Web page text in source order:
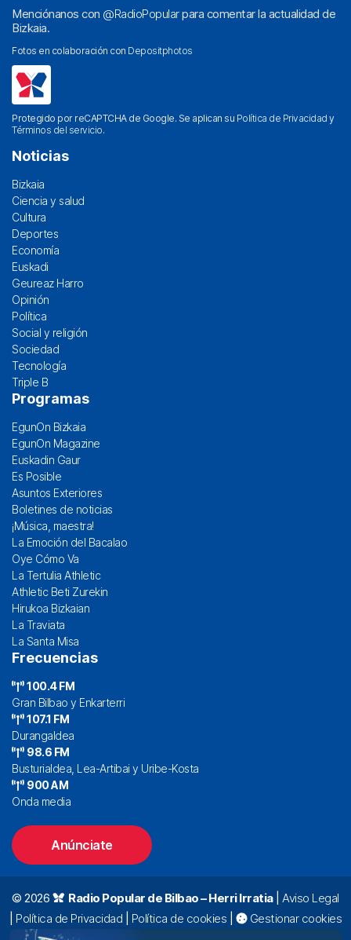
Menciónanos con @RadioPopularpara comentar la actualidad de
Bizkaia.
Fotos en colaboración con Depositphotos
Protegido por reCAPTCHA de Google. Se aplican su Política de Privacidad y
Términos del servicio.
Noticias
Bizkaia
Ciencia y salud
Cultura
Deportes
Economía
Euskadi
Geureaz Harro
Opinión
Política
Social y religión
Sociedad
Tecnología
Triple B
Programas
EgunOn Bizkaia
EgunOn Magazine
Euskadin Gaur
Es Posible
Asuntos Exteriores
Boletines de noticias
¡Música, maestra!
La Emoción del Bacalao
Oye Cómo Va
La Tertulia Athletic
Athletic Beti Zurekin
Hirukoa Bizkaian
La Traviata
La Santa Misa
Frecuencias
100.4 FM
Gran Bilbao y Enkarterri
107.1 FM
Durangaldea
98.6 FM
Busturialdea, Lea-Artibai y Uribe-Kosta
900 AM
Onda media
Anúnciate
© 2026 Radio Popular de Bilbao – Herri Irratia| Aviso Legal
Política de Privacidad Política de cookies
Gestionar cookies